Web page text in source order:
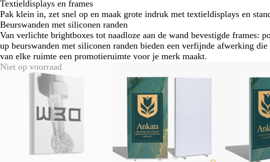
Textieldisplays en frames
Pak klein in, zet snel op en maak grote indruk met textieldisplays en
Beurswanden met siliconen randen
Van verlichte brightboxes tot naadloze aan de wand bevestigde frames:
up beurswanden met siliconen randen bieden een verfijnde afwerking die
van elke ruimte een promotieruimte voor je merk maakt.
Niet op voorraad